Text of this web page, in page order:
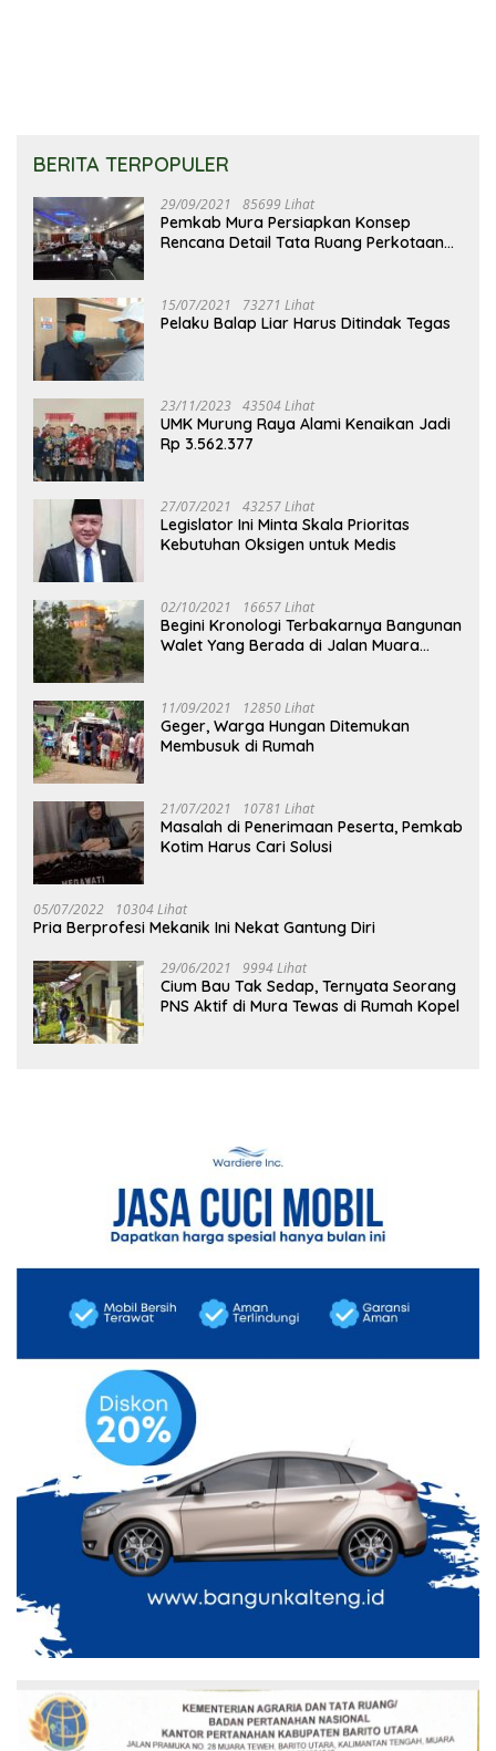
BERITA TERPOPULER
29/09/2021 85699 Lihat
Pemkab Mura Persiapkan Konsep
Rencana Detail Tata Ruang Perkotaan
15/07/2021 73271 Lihat
Pelaku Balap Liar Harus Ditindak Tegas
23/11/2023 43504 Lihat
UMK Murung Raya Alami Kenaikan Jadi
Rp 3.562.377
27/07/2021 43257 Lihat
Legislator Ini Minta Skala Prioritas
Kebutuhan Oksigen untuk Medis
02/10/2021 16657 Lihat
Begini Kronologi Terbakarnya Bangunan
Walet Yang Berada di Jalan Muara
11/09/2021 12850 Lihat
Geger, Warga Hungan Ditemukan
Membusuk di Rumah
21/07/2021 10781 Lihat
Masalah di Penerimaan Peserta, Pemkab
Kotim Harus Cari Solusi
05/07/2022 10304 Lihat
Pria Berprofesi Mekanik Ini Nekat Gantung Diri
29/06/2021 9994 Lihat
Cium Bau Tak Sedap, Ternyata Seorang
PNS Aktif di Mura Tewas di Rumah Kopel